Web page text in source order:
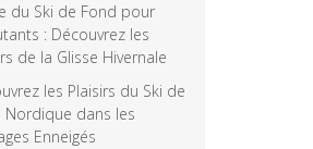
du Ski de Fond pour
: Découvrez les
de la Glisse Hivernale
les Plaisirs du Ski de
Nordique dans les
Enneigés